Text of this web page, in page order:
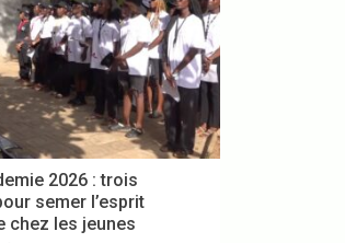
2026 : trois
semer l’esprit
chez les jeunes